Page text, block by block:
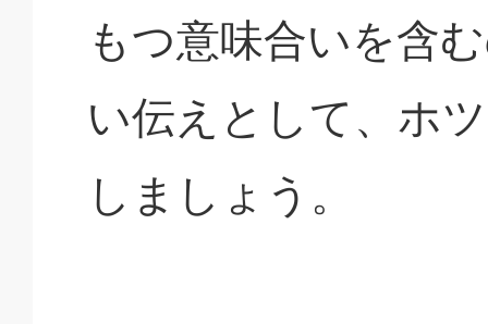
もつ意味合いを含
い伝えとして、ホ
しましょう。